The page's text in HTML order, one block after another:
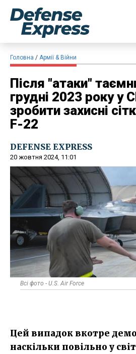
Головна Армії & Війни
Після "атаки"
грудні 2023 року у
зробити захисні
F-22
DEFENSE EXPRESS
20 жовтня 2024, 11:01
Всі фото - U.S. Air Force
Цей випадок вкотре
наскільки повільно у